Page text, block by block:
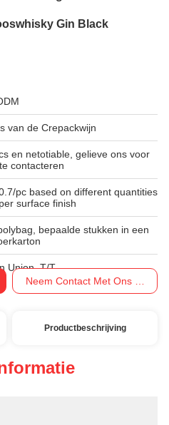
Gin Black
van de Crepackwijn
en netotiable, gelieve ons voor
contacteren
pc based on different quantities
surface finish
bepaalde stukken in een
Union, T/T
Neem Contact Met Ons Op
Productbeschrijving